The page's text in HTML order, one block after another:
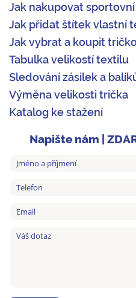
Jak nakupovat
Jak přidat štítek vlastní
Jak vybrat a koupit
Tabulka velikostí textilu
Sledování zásilek a
Výměna velikosti trička
Katalog ke stažení
Napište nám |